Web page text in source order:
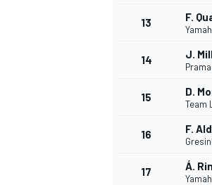
13 F.
14 J.
15 D.
Team
16 F.
17 Á.